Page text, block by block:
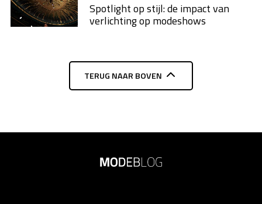
Spotlight op stijl: de impact van
verlichting op modeshows
TERUG NAAR BOVEN